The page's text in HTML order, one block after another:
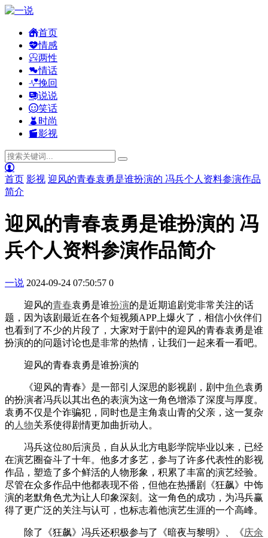
首页
情感
两性
情话
挽回
说说
笑话
时尚
影视
首页 影视 迎风的青春袁勇是谁扮演的 冯兵个人资料参演作品
简介
迎风的青春袁勇是谁扮演的 冯
兵个人资料参演作品简介
一说 2024-09-24 07:50:57 0
迎风的青春袁勇是谁扮演的是近期追剧党非常关注的话
题，因为该剧最近在各个短视频APP上爆火了，相信小伙伴们
也看到了不少的片段了，大家对于剧中的迎风的青春袁勇是谁
扮演的的问题讨论也是非常的热情，让我们一起来看一看吧。
迎风的青春袁勇是谁扮演的
《迎风的青春》是一部引人深思的影视剧，剧中角色袁勇
的扮演者冯兵以其出色的表演为这一角色增添了深度与厚度。
袁勇不仅是个诈骗犯，同时也是主角袁山青的父亲，这一复杂
的 人物关系使得剧情更加曲折动人。
冯兵这位80后演员，自从从北方电影学院毕业以来，已经
在演艺圈奋斗了十年。他多才多艺，参与了许多代表性的影视
作品，塑造了多个鲜活的人物形象，积累了丰富的演艺经验。
尽管在众多作品中他都表现不俗，但他在热播剧《狂飙》中饰
演的老默角色尤为让人印象深刻。这一角色的成功，为冯兵赢
得了更广泛的关注与认可，也标志着他演艺生涯的一个高峰。
除了《狂飙》冯兵还积极参与了《暗夜与黎明》、《庆余